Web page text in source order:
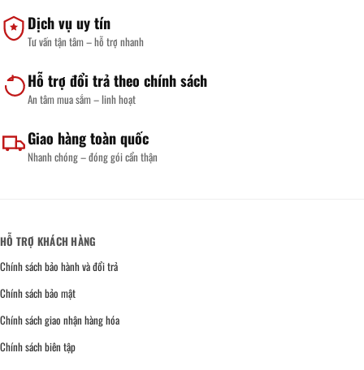
Dịch vụ uy tín
Tư vấn tận tâm – hỗ trợ nhanh
Hỗ trợ đổi trả theo chính sách
An tâm mua sắm – linh hoạt
Giao hàng toàn quốc
Nhanh chóng – đóng gói cẩn thận
HỖ TRỢ KHÁCH HÀNG
Chính sách bảo hành và đổi trả
Chính sách bảo mật
Chính sách giao nhận hàng hóa
Chính sách biên tập